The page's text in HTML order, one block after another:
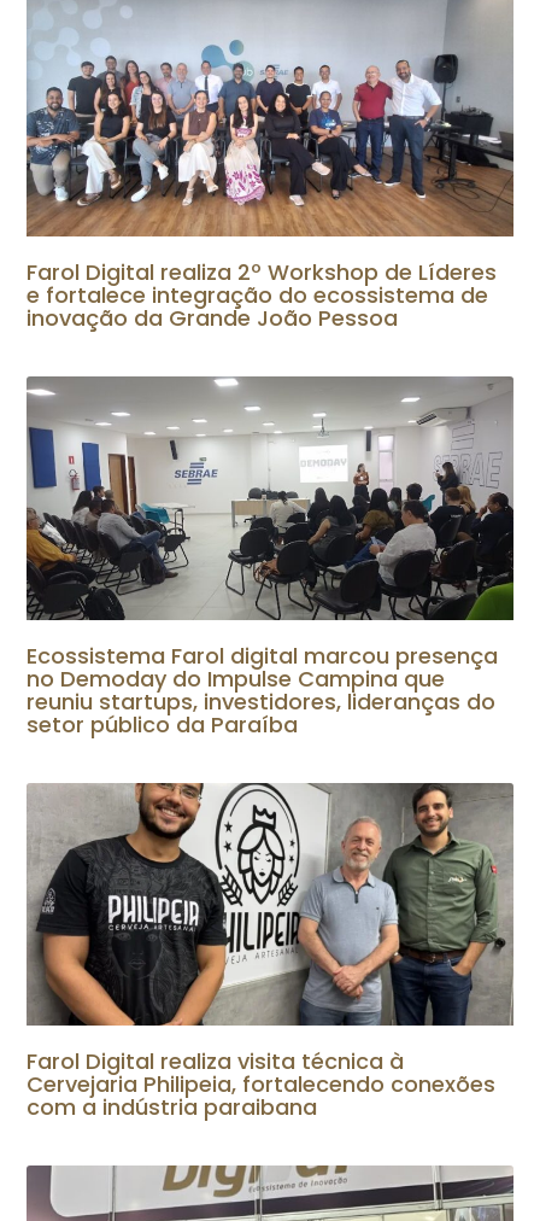
Farol Digital realiza 2º Workshop de Líderes
e fortalece integração do ecossistema de
inovação da Grande João Pessoa
Ecossistema Farol digital marcou presença
no Demoday do Impulse Campina que
reuniu startups, investidores, lideranças do
setor público da Paraíba
Farol Digital realiza visita técnica à
Cervejaria Philipeia, fortalecendo conexões
com a indústria paraibana